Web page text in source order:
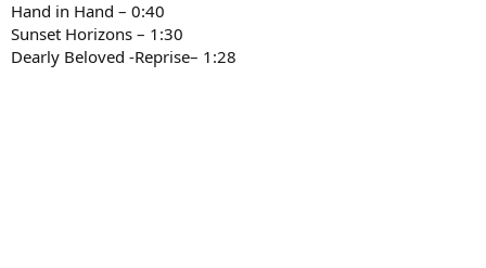
Hand in Hand – 0:40
Sunset Horizons – 1:30
Dearly Beloved -Reprise– 1:28